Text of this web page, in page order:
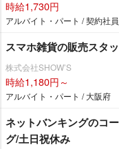
時給1,730円
アルバイト・パート / 契約社
スマホ雑貨の販売スタ
株式会社SHOW’S
時給1,180円～
アルバイト・パート / 大阪府
ネットバンキングのコ
グ/土日祝休み